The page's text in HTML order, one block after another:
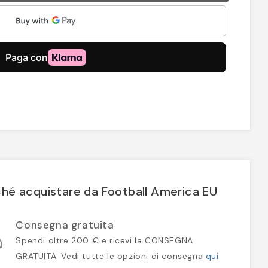
acquistare da Football America EU
Consegna gratuita
Spendi oltre 200 € e ricevi la CONSEGNA
GRATUITA. Vedi tutte le opzioni di consegna qui.